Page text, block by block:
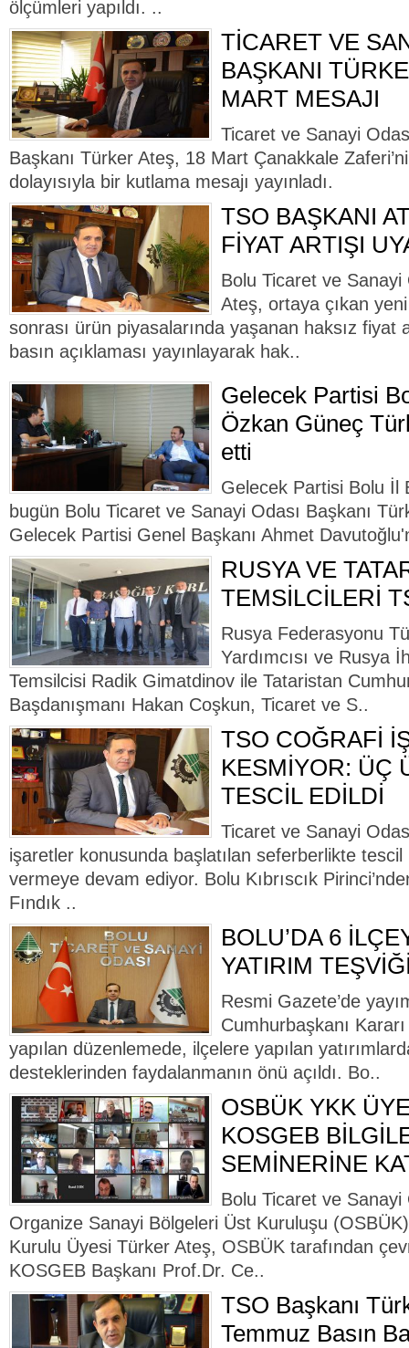
ölçümleri yapıldı. ..
TİCARET VE
BAŞKANI
MART MESAJI
Ticaret ve Sanayi
Başkanı Türker Ateş, 18 Mart Çanakkale
dolayısıyla bir kutlama mesajı yayınladı.
TSO BAŞKANI
FİYAT ARTIŞI
Bolu Ticaret ve Sanayi
Ateş, ortaya çıkan
sonrası ürün piyasalarında yaşanan haksız fiyat
basın açıklaması yayınlayarak hak..
Gelecek Partisi
Özkan Güneç
etti
Gelecek Partisi Bolu İl
bugün Bolu Ticaret ve Sanayi Odası Başkanı
Gelecek Partisi Genel Başkanı Ahmet
RUSYA VE
TEMSİLCİLERİ
Rusya Federasyonu
Yardımcısı ve Rusya
Temsilcisi Radik Gimatdinov ile Tataristan
Başdanışmanı Hakan Coşkun, Ticaret ve S..
TSO COĞRAFİ
KESMİYOR: ÜÇ
TESCİL EDİLDİ
Ticaret ve Sanayi
işaretler konusunda başlatılan seferberlikte tescil
vermeye devam ediyor. Bolu Kıbrıscık
Fındık ..
BOLU’DA 6
YATIRIM
Resmi Gazete’de
Cumhurbaşkanı
yapılan düzenlemede, ilçelere yapılan
desteklerinden faydalanmanın önü açıldı. Bo..
OSBÜK YKK
KOSGEB
SEMİNERİNE
Bolu Ticaret ve Sanayi
Organize Sanayi Bölgeleri Üst Kuruluşu
Kurulu Üyesi Türker Ateş, OSBÜK tarafından
KOSGEB Başkanı Prof.Dr. Ce..
TSO Başkanı
Temmuz Basın